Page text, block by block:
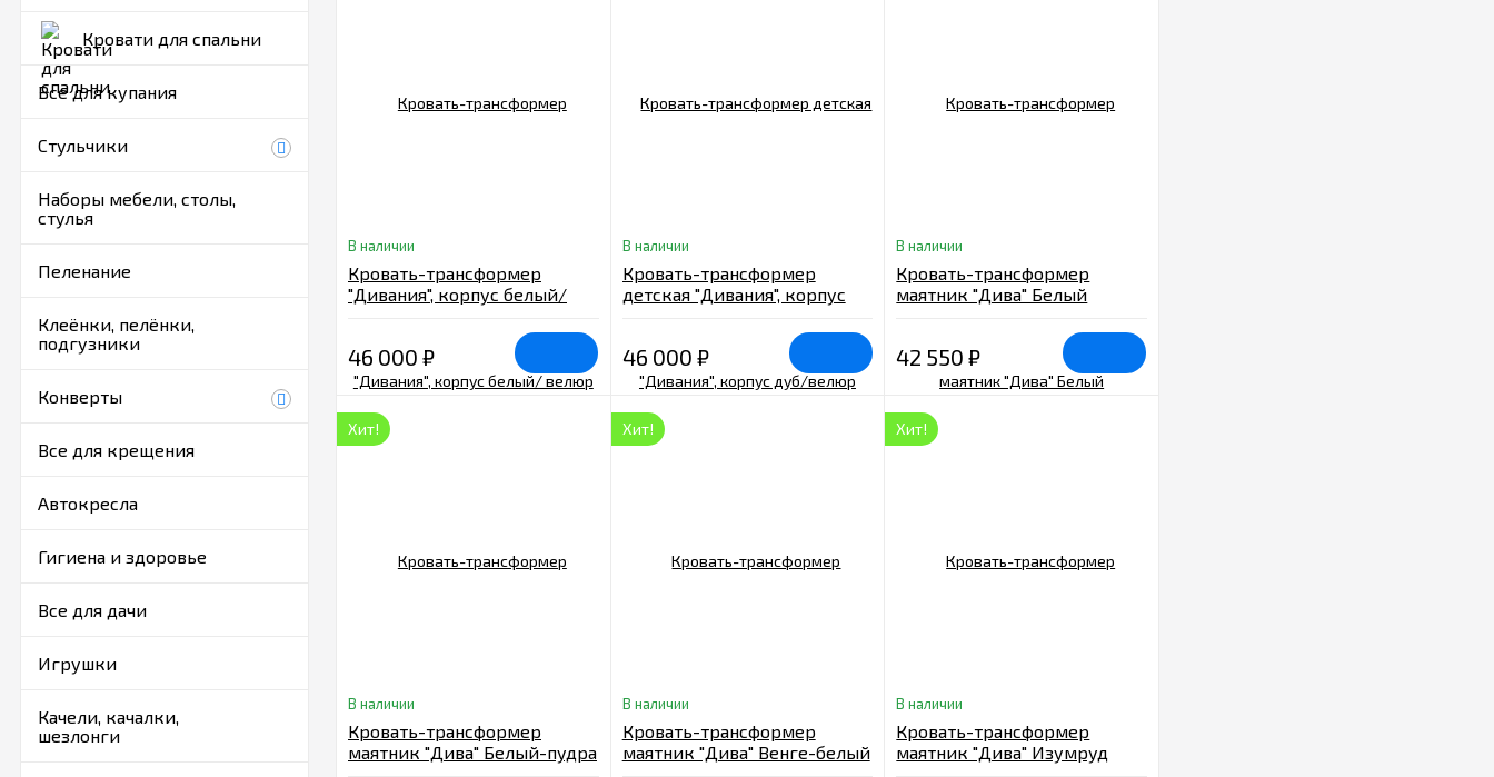
Кровати для спальни
Все для купания
Стульчики
Наборы мебели, столы,
стулья
Пеленание
Клеёнки, пелёнки,
подгузники
Конверты
Все для крещения
Автокресла
Гигиена и здоровье
Все для дачи
Игрушки
Качели, качалки,
шезлонги
В наличии
Кровать-трансформер
"Дивания", корпус белый/
46 000 ₽
В наличии
Кровать-трансформер
детская "Дивания", корпус
46 000 ₽
В наличии
Кровать-трансформер
маятник "Дива" Белый
42 550₽
Хит!
В наличии
Кровать-трансформер
маятник "Дива" Белый-пудра
Хит!
В наличии
Кровать-трансформер
маятник "Дива" Венге-белый
Хит!
В наличии
Кровать-трансформер
маятник "Дива" Изумруд